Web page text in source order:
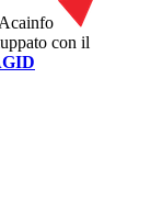
con il